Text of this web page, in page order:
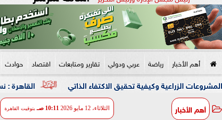
أهم الأخبار رياضة عربي ودولي تقارير ومتابعات اقتصاد حوادث
القاهرة : نسعى وكيفية تحقيق الاكتفاء الذاتي
أهم الأخبار الثلاثاء، 12 مايو 2026 10:11 صـ بتوقيت القاهرة